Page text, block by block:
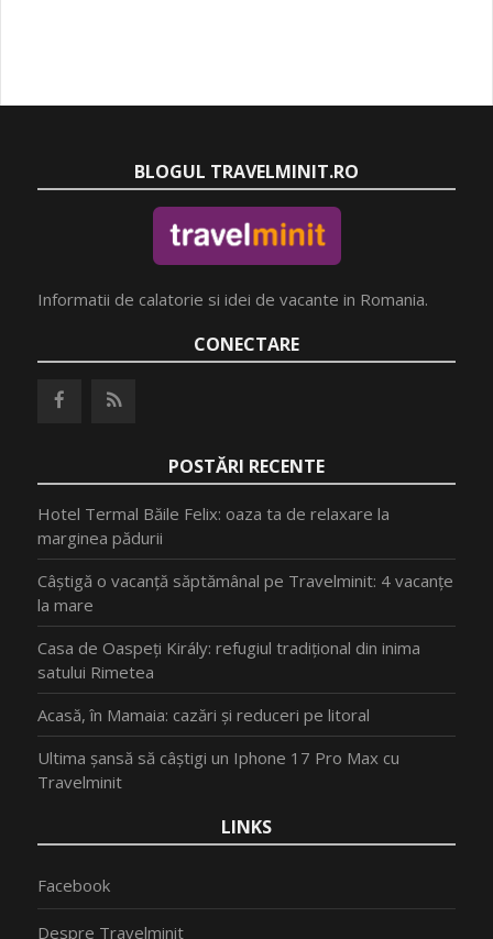
BLOGUL TRAVELMINIT.RO
Informatii de calatorie si idei de vacante in Romania.
CONECTARE
POSTĂRI RECENTE
Hotel Termal Băile Felix: oaza ta de relaxare la
marginea pădurii
Câștigă o vacanță săptămânal pe Travelminit: 4 vacanțe
la mare
Casa de Oaspeți Király: refugiul tradițional din inima
satului Rimetea
Acasă, în Mamaia: cazări și reduceri pe litoral
Ultima șansă să câștigi un Iphone 17 Pro Max cu
Travelminit
LINKS
Facebook
Despre Travelminit